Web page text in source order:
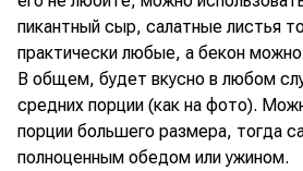
пикантный сыр, салатные листья
практически любые, а бекон
В общем, будет вкусно в любом
средних порции (как на фото).
порции большего размера, тогда
полноценным обедом или ужином.